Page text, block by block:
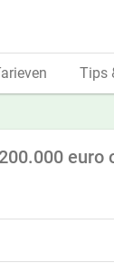
euro
Tips